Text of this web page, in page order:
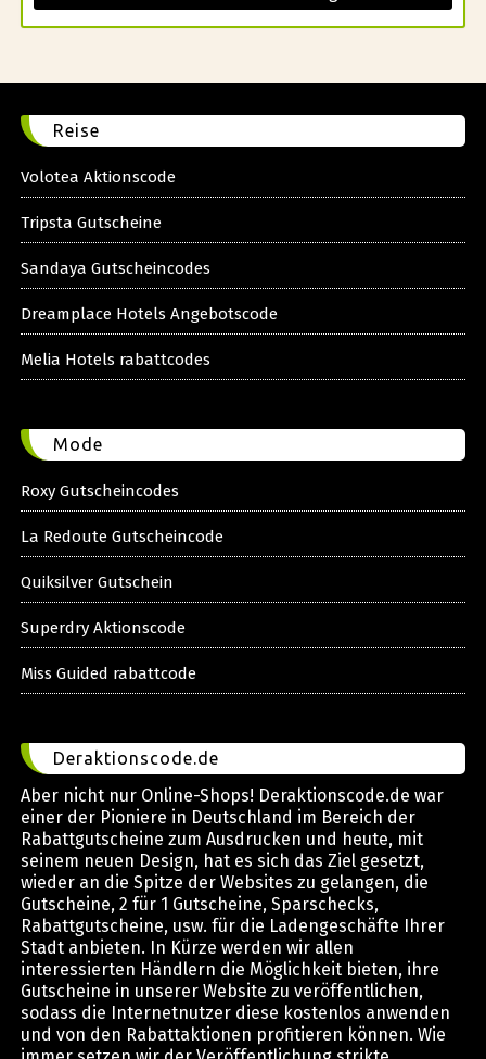
Reise
Volotea Aktionscode
Tripsta Gutscheine
Sandaya Gutscheincodes
Dreamplace Hotels Angebotscode
Melia Hotels rabattcodes
Mode
Roxy Gutscheincodes
La Redoute Gutscheincode
Quiksilver Gutschein
Superdry Aktionscode
Miss Guided rabattcode
Deraktionscode.de
Aber nicht nur Online-Shops! Deraktionscode.de war
einer der Pioniere in Deutschland im Bereich der
Rabattgutscheine zum Ausdrucken und heute, mit
seinem neuen Design, hat es sich das Ziel gesetzt,
wieder an die Spitze der Websites zu gelangen, die
Gutscheine, 2 für 1 Gutscheine, Sparschecks,
Rabattgutscheine, usw. für die Ladengeschäfte Ihrer
Stadt anbieten. In Kürze werden wir allen
interessierten Händlern die Möglichkeit bieten, ihre
Gutscheine in unserer Website zu veröffentlichen,
sodass die Internetnutzer diese kostenlos anwenden
und von den Rabattaktionen profitieren können. Wie